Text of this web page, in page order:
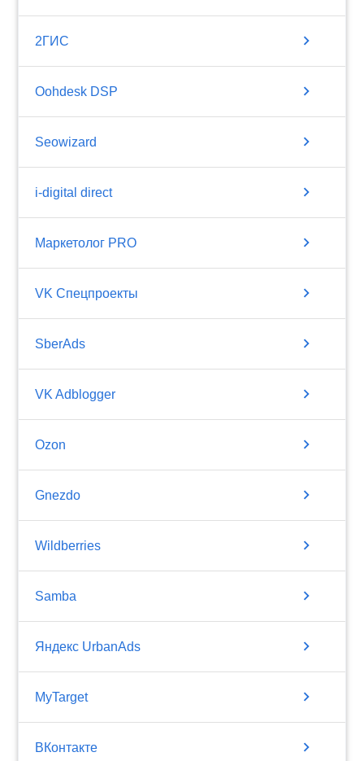
2ГИС chevron_right
Oohdesk DSP chevron_right
Seowizard chevron_right
i-digital direct chevron_right
Маркетолог PRO chevron_right
VK Спецпроекты chevron_right
SberAds chevron_right
VK Adblogger chevron_right
Ozon chevron_right
Gnezdo chevron_right
Wildberries chevron_right
Samba chevron_right
Яндекс UrbanAds chevron_right
MyTarget chevron_right
ВКонтакте chevron_right